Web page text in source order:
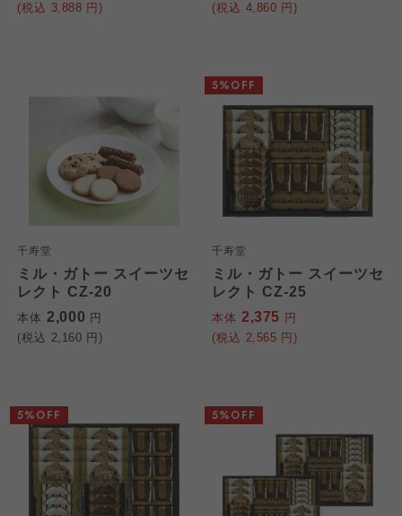
(税込 3,888 円)
(税込 4,860 円)
千寿堂
ミル・ガトー スイーツセ
レクト CZ-20
本体 2,000 円
(税込 2,160 円)
千寿堂
ミル・ガトー スイーツセ
レクト CZ-25
本体 2,375 円
(税込 2,565 円)
5%OFF
5%OFF 5%OFF